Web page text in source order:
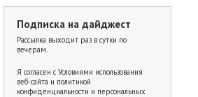
Подписка на дайджест
Рассылка выходит раз в сутки по
вечерам.
Я согласен с Условиями использования
веб-сайта и политикой
конфиденциальности и персональных